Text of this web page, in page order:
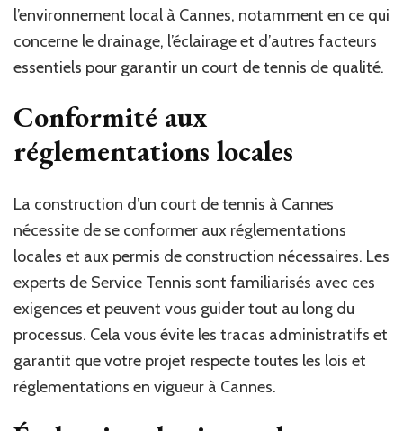
l’environnement local à Cannes, notamment en ce qui
concerne le drainage, l’éclairage et d’autres facteurs
essentiels pour garantir un court de tennis de qualité.
Conformité aux
réglementations locales
La construction d’un court de tennis à Cannes
nécessite de se conformer aux réglementations
locales et aux permis de construction nécessaires. Les
experts de Service Tennis sont familiarisés avec ces
exigences et peuvent vous guider tout au long du
processus. Cela vous évite les tracas administratifs et
garantit que votre projet respecte toutes les lois et
réglementations en vigueur à Cannes.